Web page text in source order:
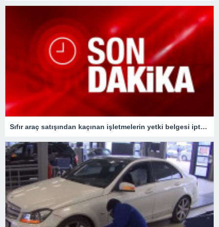
Sıfır araç satışından kaçınan işletmelerin yetki belgesi iptal edilecek